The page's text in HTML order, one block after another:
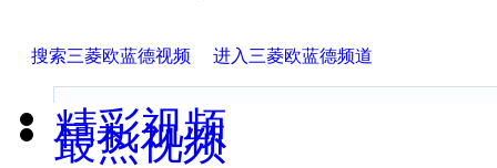
搜索三菱欧蓝德视频 进入三菱欧蓝德频道
精彩视频
最热视频